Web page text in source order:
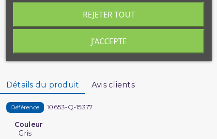
Détails du produit Avis clients
Référence 10653-Q-15377
Couleur
Gris
REJETER TOUT
J'ACCEPTE